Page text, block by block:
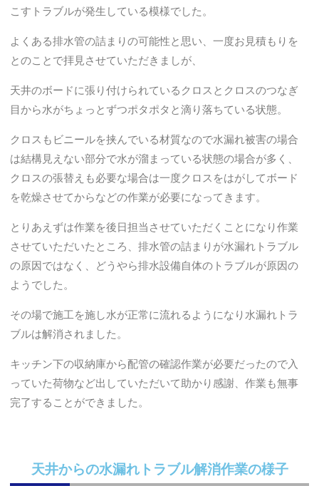
こすトラブルが発生している模様でした。
よくある排水管の詰まりの可能性と思い、一度お見積もりを
とのことで拝見させていただきましが、
天井のボードに張り付けられているクロスとクロスのつなぎ
目から水がちょっとずつポタポタと滴り落ちている状態。
クロスもビニールを挟んでいる材質なので水漏れ被害の場合
は結構見えない部分で水が溜まっている状態の場合が多く、
クロスの張替えも必要な場合は一度クロスをはがしてボード
を乾燥させてからなどの作業が必要になってきます。
とりあえずは作業を後日担当させていただくことになり作業
させていただいたところ、排水管の詰まりが水漏れトラブル
の原因ではなく、どうやら排水設備自体のトラブルが原因の
ようでした。
その場で施工を施し水が正常に流れるようになり水漏れトラ
ブルは解消されました。
キッチン下の収納庫から配管の確認作業が必要だったので入
っていた荷物など出していただいて助かり感謝、作業も無事
完了することができました。
天井からの水漏れトラブル解消作業の様子